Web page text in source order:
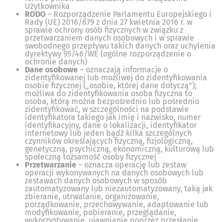
Użytkownika
RODO – Rozporządzenie Parlamentu Europejskiego i
Rady (UE) 2016/679 z dnia 27 kwietnia 2016 r. w
sprawie ochrony osób fizycznych w związku z
przetwarzaniem danych osobowych i w sprawie
swobodnego przepływu takich danych oraz uchylenia
dyrektywy 95/46/WE (ogólne rozporządzenie o
ochronie danych)
Dane osobowe – oznaczają informacje o
zidentyfikowanej lub możliwej do zidentyfikowania
osobie fizycznej („osobie, której dane dotyczą”);
możliwa do zidentyfikowania osoba fizyczna to
osoba, którą można bezpośrednio lub pośrednio
zidentyfikować, w szczególności na podstawie
identyfikatora takiego jak imię i nazwisko, numer
identyfikacyjny, dane o lokalizacji, identyfikator
internetowy lub jeden bądź kilka szczególnych
czynników określających fizyczną, fizjologiczną,
genetyczną, psychiczną, ekonomiczną, kulturową lub
społeczną tożsamość osoby fizycznej
Przetwarzanie – oznacza operację lub zestaw
operacji wykonywanych na danych osobowych lub
zestawach danych osobowych w sposób
zautomatyzowany lub niezautomatyzowany, taką jak
zbieranie, utrwalanie, organizowanie,
porządkowanie, przechowywanie, adaptowanie lub
modyfikowanie, pobieranie, przeglądanie,